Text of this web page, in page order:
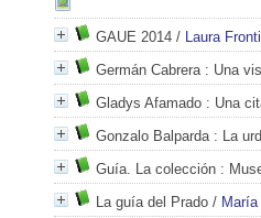
GAUE 2014 / Laura
Germán Cabrera: Una
Gladys Afamado : Una
Gonzalo Balparda: La
Guía. La colección :
La guía del Prado /